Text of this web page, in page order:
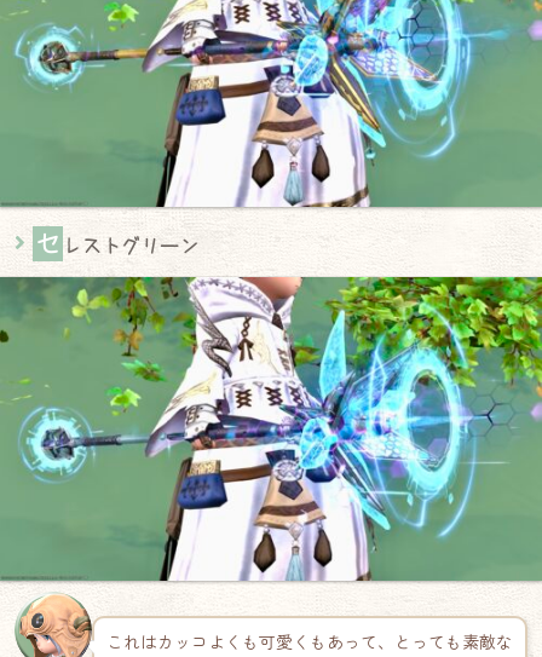
セ レストグリーン
これはカッコよくも可愛くもあって、とっても素敵な